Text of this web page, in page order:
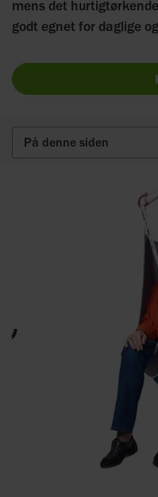
mens det
godt egnet for daglige
På denne siden